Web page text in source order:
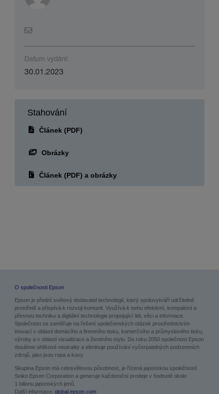
Datum vydání:
30.01.2023
Stahování
Článek (PDF)
Obrázky
Článek (PDF) a obrázky
O společnosti Epson
Epson je přední světový dodavatel technologií, který spoluvytváří udržitelné
prostředí a přispívá k rozvoji komunit. Využívá k tomu efektivní, kompaktní a
přesnou techniku a digitální technologie propojující lidi, věci a informace.
Společnost se zaměřuje na řešení společenských otázek prostřednictvím
inovací v oblasti domácího a firemního tisku, komerčního a průmyslového tisku,
výroby a v oblasti vizualizace a životního stylu. Do roku 2050 společnost Epson
dosáhne uhlíkové neutrality a eliminuje používání vyčerpatelných podzemních
zdrojů, jako jsou ropa a kovy.
Skupina Epson má celosvětovou působnost, je řízená japonskou společností
Seiko Epson Corporation a generuje každoroční prodeje v hodnotě okolo
1 bilionu japonských jenů.
Další informace:global.epson.com